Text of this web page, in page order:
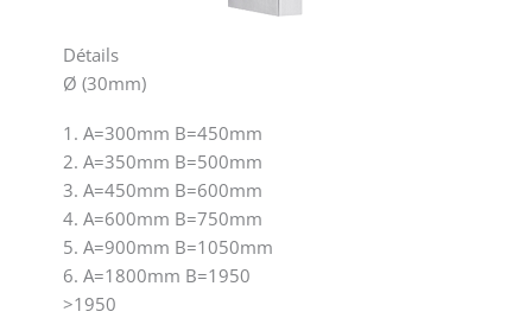
Détails
Ø (30mm)
1. A=300mm B=450mm
2. A=350mm B=500mm
3. A=450mm B=600mm
4. A=600mm B=750mm
5. A=900mm B=1050mm
6. A=1800mm B=1950
>1950